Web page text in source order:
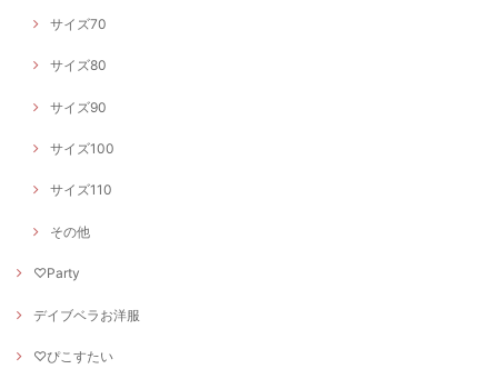
サイズ70
サイズ80
サイズ90
サイズ100
サイズ110
その他
♡Party
デイブベラお洋服
♡ぴこすたい